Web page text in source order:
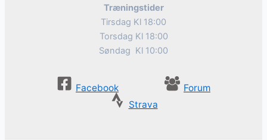
Træningstider
Tirsdag Kl 18:00
Torsdag Kl 18:00
Søndag Kl 10:00
Facebook
Forum
Strava